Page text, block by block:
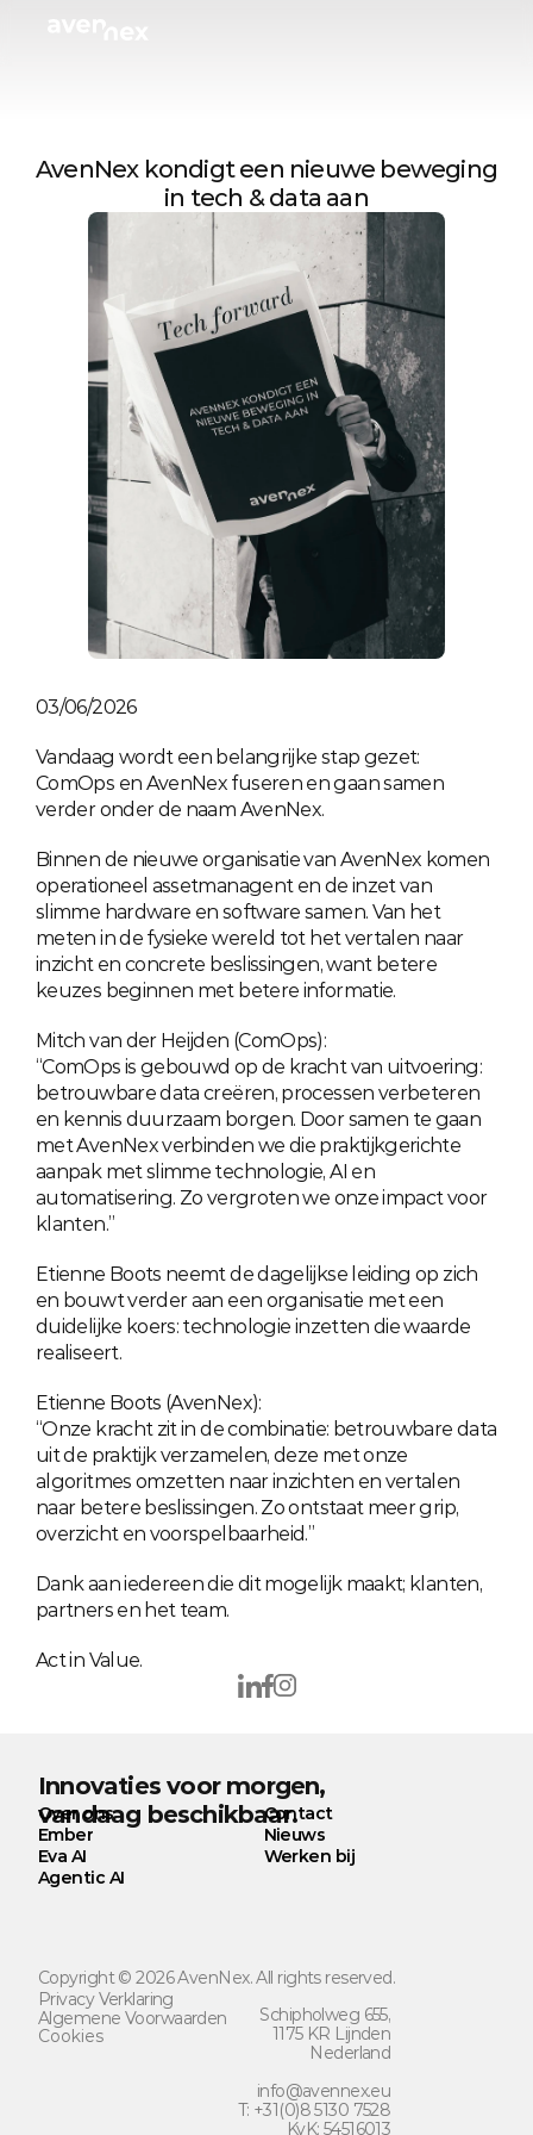
Log In
Request a Demo
AvenNex kondigt een nieuwe beweging
in tech & data aan
03/06/2026
Vandaag wordt een belangrijke stap gezet:
ComOps en AvenNex fuseren en gaan samen
verder onder de naam AvenNex.
Binnen de nieuwe organisatie van AvenNex komen
operationeel assetmanagent en de inzet van
slimme hardware en software samen. Van het
meten in de fysieke wereld tot het vertalen naar
inzicht en concrete beslissingen, want betere
keuzes beginnen met betere informatie.
Mitch van der Heijden (ComOps):
“ComOps is gebouwd op de kracht van uitvoering:
betrouwbare data creëren, processen verbeteren
en kennis duurzaam borgen. Door samen te gaan
met AvenNex verbinden we die praktijkgerichte
aanpak met slimme technologie, AI en
automatisering. Zo vergroten we onze impact voor
klanten.”
Etienne Boots neemt de dagelijkse leiding op zich
en bouwt verder aan een organisatie met een
duidelijke koers: technologie inzetten die waarde
realiseert.
Etienne Boots (AvenNex):
“Onze kracht zit in de combinatie: betrouwbare data
uit de praktijk verzamelen, deze met onze
algoritmes omzetten naar inzichten en vertalen
naar betere beslissingen. Zo ontstaat meer grip,
overzicht en voorspelbaarheid.”
Dank aan iedereen die dit mogelijk maakt; klanten,
partners en het team.
Act in Value.
Innovaties voor morgen,
vandaag beschikbaar.
Over ons
Ember
Eva AI
Agentic AI
Contact
Nieuws
Werken bij
Copyright © 2026 AvenNex. All rights reserved.
Privacy Verklaring
Algemene Voorwaarden
Cookies
Schipholweg 655,
1175 KR Lijnden
Nederland
info@avennex.eu
T: +31(0)8 5130 7528
KvK: 54516013